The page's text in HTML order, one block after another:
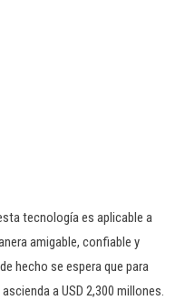
tecnología es aplicable a
amigable, confiable y
hecho se espera que para
a USD 2,300 millones.